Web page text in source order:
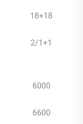
18+18
2/1+1
6000
6600